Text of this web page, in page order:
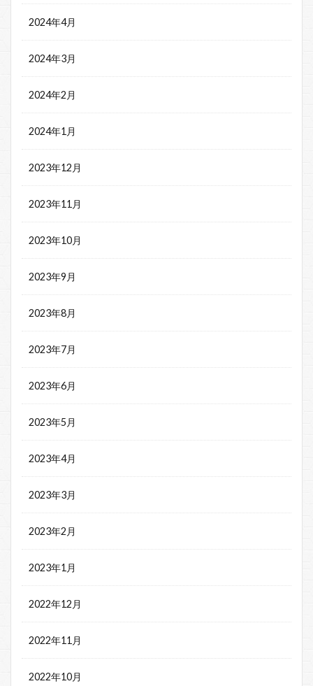
2024年4月
2024年3月
2024年2月
2024年1月
2023年12月
2023年11月
2023年10月
2023年9月
2023年8月
2023年7月
2023年6月
2023年5月
2023年4月
2023年3月
2023年2月
2023年1月
2022年12月
2022年11月
2022年10月